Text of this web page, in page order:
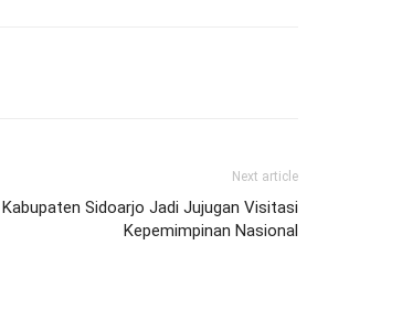
Next article
Kabupaten Sidoarjo Jadi Jujugan Visitasi
Kepemimpinan Nasional